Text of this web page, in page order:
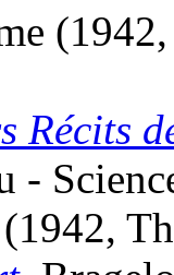
Récits
-
(1942,